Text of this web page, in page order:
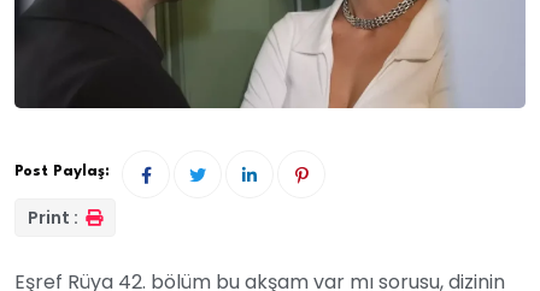
Post Paylaş:
Print :
Eşref Rüya 42. bölüm bu akşam var mı sorusu, dizinin